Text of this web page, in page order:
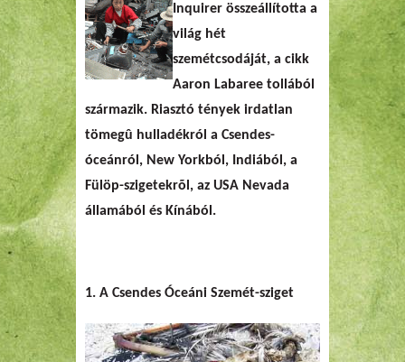
Inquirer összeállította a
világ hét
szemétcsodáját, a cikk
Aaron Labaree tollából
származik. Riasztó tények irdatlan
tömegû hulladékról a Csendes-
óceánról, New Yorkból, Indiából, a
Fülöp-szigetekrõl, az USA Nevada
államából és Kínából.
1. A Csendes Óceáni Szemét-sziget